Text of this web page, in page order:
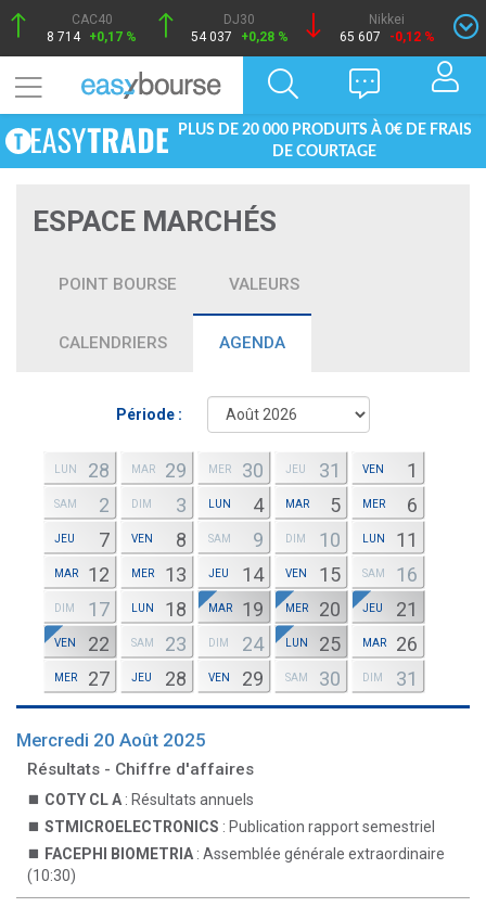
CAC40
8 714 +0,17 %
DJ30
54 037
+0,28 %
Nikkei
65 607
-0,12 %
PLUS DE 20 000 PRODUITS À 0€ DE FRAIS
DE COURTAGE
ESPACE MARCHÉS
POINT BOURSE VALEURS
CALENDRIERS AGENDA
Période :
LUN 28 MAR 29 MER 30 JEU 31 VEN 1
SAM 2 DIM 3 LUN 4 MAR 5 MER 6
JEU 7 VEN 8 SAM 9 DIM 10 LUN 11
MAR 12 MER 13 JEU 14 VEN 15 SAM 16
DIM 17 LUN 18 MAR 19 MER 20 JEU 21
VEN 22 SAM 23 DIM 24 LUN 25 MAR 26
MER 27 JEU 28 VEN 29 SAM 30 DIM 31
Mercredi 20 Août 2025
Résultats - Chiffre d'affaires
COTY CL A : Résultats annuels
STMICROELECTRONICS : Publication rapport semestriel
FACEPHI BIOMETRIA : Assemblée générale extraordinaire
(10:30)